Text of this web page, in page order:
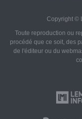
Copyright ©
Toute reproduction ou
procédé que ce soit, des
de l'éditeur ou du